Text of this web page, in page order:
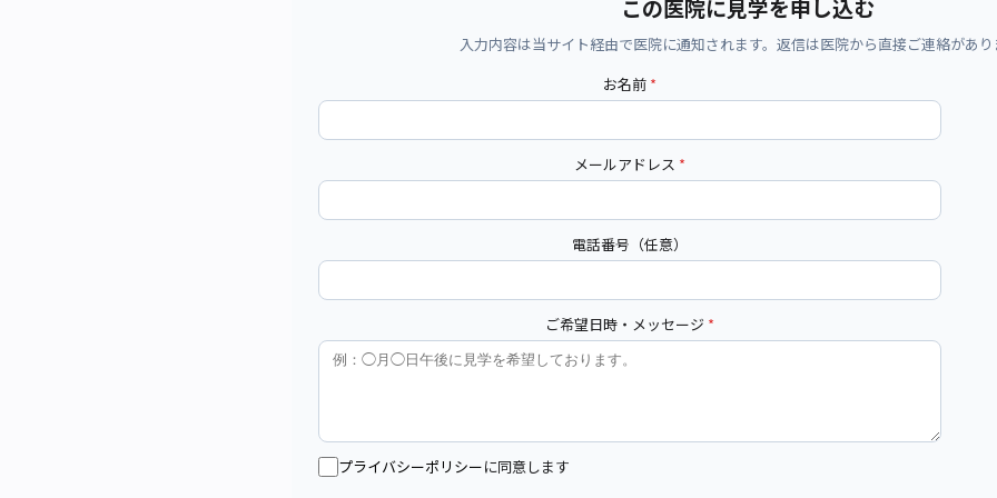
この医院に見学を申し込む
入力内容は当サイト経由で医院に通知されます。返信は医院から直接ご連絡があり
お名前 *
メールアドレス *
電話番号（任意）
ご希望日時・メッセージ *
プライバシーポリシーに同意します